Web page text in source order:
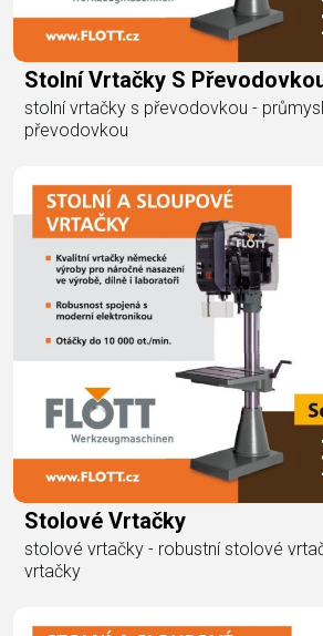
Stolní Vrtačky S
stolní vrtačky s převodovkou -
převodovkou
Stolové Vrtačky
stolové vrtačky - robustní stolové
vrtačky